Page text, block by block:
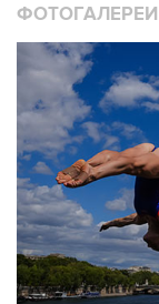
ФОТОГАЛЕРЕИ